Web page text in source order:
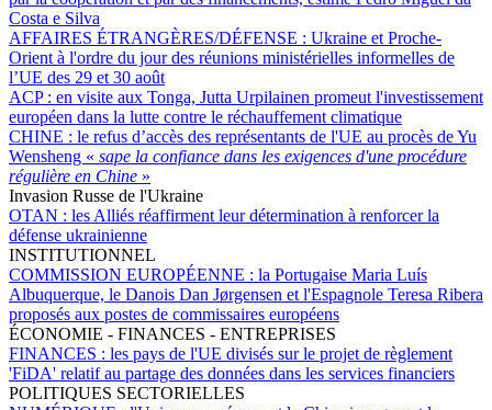
Costa e Silva
AFFAIRES ÉTRANGÈRES/DÉFENSE : Ukraine et Proche-
Orient à l'ordre du jour des réunions ministérielles informelles de
l’UE des 29 et 30 août
ACP : en visite aux Tonga, Jutta Urpilainen promeut l'investissement
européen dans la lutte contre le réchauffement climatique
CHINE : le refus d’accès des représentants de l'UE au procès de Yu
Wensheng « sape la confiance dans les exigences d'une procédure
régulière en Chine »
Invasion Russe de l'Ukraine
OTAN : les Alliés réaffirment leur détermination à renforcer la
défense ukrainienne
INSTITUTIONNEL
COMMISSION EUROPÉENNE : la Portugaise Maria Luís
Albuquerque, le Danois Dan Jørgensen et l'Espagnole Teresa Ribera
proposés aux postes de commissaires européens
ÉCONOMIE - FINANCES - ENTREPRISES
FINANCES : les pays de l'UE divisés sur le projet de règlement
'FiDA' relatif au partage des données dans les services financiers
POLITIQUES SECTORIELLES